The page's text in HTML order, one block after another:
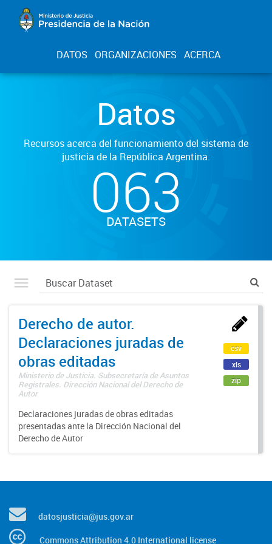
DATOS ORGANIZACIONES ACERCA
Datos
Recursos acerca del funcionamiento del sistema de
justicia de la República Argentina.
063
DATASETS
Derecho de autor.
Declaraciones juradas de
obras editadas
Ministerio de Justicia. Subsecretaría de Asuntos
Registrales. Dirección Nacional del Derecho de
Autor
Declaraciones juradas de obras editadas
presentadas ante la Dirección Nacional del
Derecho de Autor
csv
xls
zip
datosjusticia@jus.gov.ar
Commons Attribution 4.0 International license